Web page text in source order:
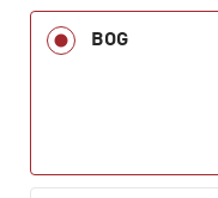
BOG